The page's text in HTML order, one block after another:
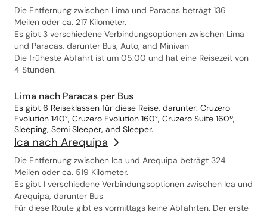
Die Entfernung zwischen Lima und Paracas beträgt 136
Meilen oder ca. 217 Kilometer.
Es gibt 3 verschiedene Verbindungsoptionen zwischen Lima
und Paracas, darunter Bus, Auto, and Minivan
Die früheste Abfahrt ist um 05:00 und hat eine Reisezeit von
4 Stunden.
Lima nach Paracas per Bus
Es gibt 6 Reiseklassen für diese Reise, darunter: Cruzero
Evolution 140°, Cruzero Evolution 160°, Cruzero Suite 160º,
Sleeping, Semi Sleeper, and Sleeper.
Ica nach Arequipa
Die Entfernung zwischen Ica und Arequipa beträgt 324
Meilen oder ca. 519 Kilometer.
Es gibt 1 verschiedene Verbindungsoptionen zwischen Ica und
Arequipa, darunter Bus
Für diese Route gibt es vormittags keine Abfahrten. Der erste